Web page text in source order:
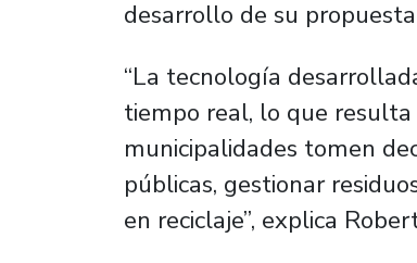
desarrollo de su
“La tecnología
tiempo real, lo que
municipalidades tomen
públicas, gestionar
en reciclaje”, explica